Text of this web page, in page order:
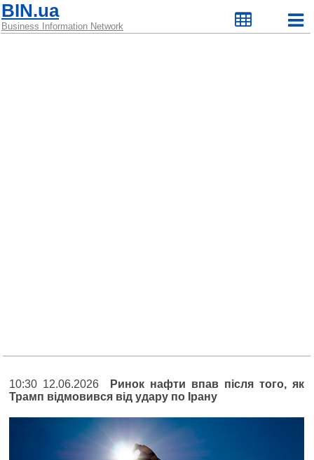
BIN.ua
Business Information Network
10:30 12.06.2026
Ринок нафти впав після того, як
Трамп відмовився від удару по Ірану